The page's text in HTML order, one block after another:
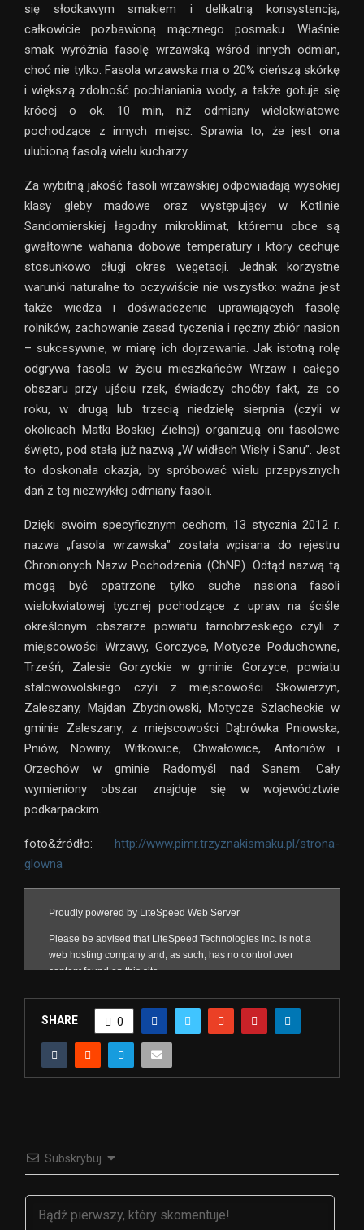
się słodkawym smakiem i delikatną konsystencją,
całkowicie pozbawioną mącznego posmaku. Właśnie
smak wyróżnia fasolę wrzawską wśród innych odmian,
choć nie tylko. Fasola wrzawska ma o 20% cieńszą skórkę
i większą zdolność pochłaniania wody, a także gotuje się
krócej o ok. 10 min, niż odmiany wielokwiatowe
pochodzące z innych miejsc. Sprawia to, że jest ona
ulubioną fasolą wielu kucharzy.
Za wybitną jakość fasoli wrzawskiej odpowiadają wysokiej
klasy gleby madowe oraz występujący w Kotlinie
Sandomierskiej łagodny mikroklimat, któremu obce są
gwałtowne wahania dobowe temperatury i który cechuje
stosunkowo długi okres wegetacji. Jednak korzystne
warunki naturalne to oczywiście nie wszystko: ważna jest
także wiedza i doświadczenie uprawiających fasolę
rolników, zachowanie zasad tyczenia i ręczny zbiór nasion
– sukcesywnie, w miarę ich dojrzewania. Jak istotną rolę
odgrywa fasola w życiu mieszkańców Wrzaw i całego
obszaru przy ujściu rzek, świadczy choćby fakt, że co
roku, w drugą lub trzecią niedzielę sierpnia (czyli w
okolicach Matki Boskiej Zielnej) organizują oni fasolowe
święto, pod stałą już nazwą „W widłach Wisły i Sanu”. Jest
to doskonała okazja, by spróbować wielu przepysznych
dań z tej niezwykłej odmiany fasoli.
Dzięki swoim specyficznym cechom, 13 stycznia 2012 r.
nazwa „fasola wrzawska” została wpisana do rejestru
Chronionych Nazw Pochodzenia (ChNP). Odtąd nazwą tą
mogą być opatrzone tylko suche nasiona fasoli
wielokwiatowej tycznej pochodzące z upraw na ściśle
określonym obszarze powiatu tarnobrzeskiego czyli z
miejscowości Wrzawy, Gorczyce, Motycze Poduchowne,
Trześń, Zalesie Gorzyckie w gminie Gorzyce; powiatu
stalowowolskiego czyli z miejscowości Skowierzyn,
Zaleszany, Majdan Zbydniowski, Motycze Szlacheckie w
gminie Zaleszany; z miejscowości Dąbrówka Pniowska,
Pniów, Nowiny, Witkowice, Chwałowice, Antoniów i
Orzechów w gminie Radomyśl nad Sanem. Cały
wymieniony obszar znajduje się w województwie
podkarpackim.
foto&źródło: http://www.pimr.trzyznakismaku.pl/strona-
glowna
SHARE 0
Subskrybuj